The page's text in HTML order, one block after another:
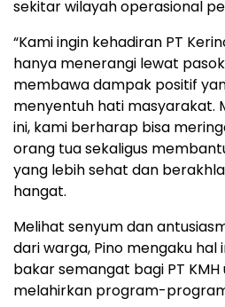
sekitar wilayah operasional
“Kami ingin kehadiran PT
hanya menerangi lewat
membawa dampak positif
menyentuh hati masyarakat.
ini, kami berharap bisa
orang tua sekaligus
yang lebih sehat dan
hangat.
Melihat senyum dan
dari warga, Pino mengaku hal
bakar semangat bagi PT
melahirkan program-